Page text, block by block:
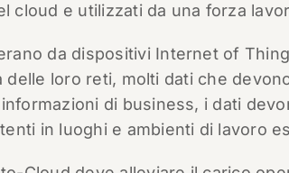
cloud e utilizzati da una forza
da dispositivi Internet of
delle loro reti, molti dati che
di business, i dati
in luoghi e ambienti di lavoro